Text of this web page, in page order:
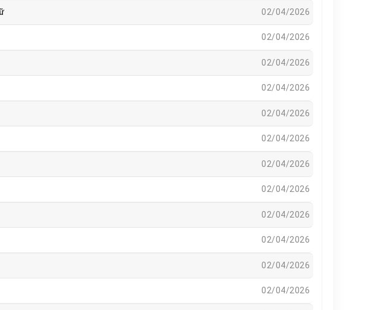
02/04/2026
02/04/2026
02/04/2026
02/04/2026
02/04/2026
02/04/2026
02/04/2026
02/04/2026
02/04/2026
02/04/2026
02/04/2026
02/04/2026